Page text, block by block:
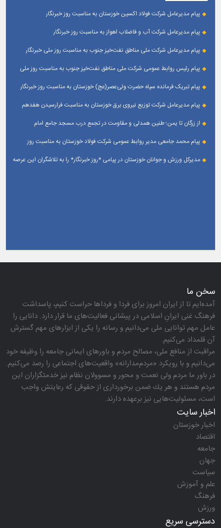
پیام مدیرعامل شرکت فولاد اکسین خوزستان به مناسبت روز خبرنگار
پیام مدیرعامل شرکت آب و فاضلاب اهواز به مناسبت روز خبرنگار
پیام مدیرعامل شركت ملی مناطق نفت‌خیز جنوب به مناسبت روز ملی خبرنگار
پیام رئیس روابط عمومی شركت ملی مناطق نفت‌خیز جنوب به مناسبت روز ملی
پیام تبریک فرمانده سپاه حضرت ولی‌عصر(عج) خوزستان به مناسبت روز خبرنگار
پیام مدیرعامل شرکت توزیع نیروی برق خوزستان به مناسبت فرارسیدن هفدهم
از زرگان تا یمن؛ طنین همدلی و مقاومت در تجمع درب مسجد جامع امام
پیام محمد جامعی مدیر روابط عمومی شرکت فولاد خوزستان به مناسبت روز
مدیرکل ورزش و جوانان خوزستان در پیامی *روز خبرنگار* را به تلاشگران این عرصه
سخن ما
آمده‌ایم تا از ایران امروز برای فردا و فرداها حراست كنیم، پاسداشت
فرهنگ غنی ایرانِ اسلامی در پیشانی فعالیت‌های ما قرار دارد. دانایی را
عامل مهم توانایی ملی می‌دانیم و رسانه را یكی از ابزارهای مهم گسترش
آن قلمداد می‌كنیم.
مراقبت از منافع ملی، مصالح مردم و باورهای ایمانی جامعه را وظیفه خود
می‌دانیم و با رویكرد «مردم‌مدارانه‌» واقعیت‌های اجتماعی را رصد می‌كنیم.
در باور ما مردم ولی نعمت و محور و مسوولان نظام نیز خدمتگزاران این
مردم هستند و هر یك ضمن برخورداری از حقوقی كه رعایتش واجب
است، مسئولیت‌هایی نیز برعهده دارند.
اخبار سایت
اخبار خوزستان
اقتصاد
جامعه
جهان
سیاست
علم و آموزش
فرهنگ
ورزش
دسترسی سریع